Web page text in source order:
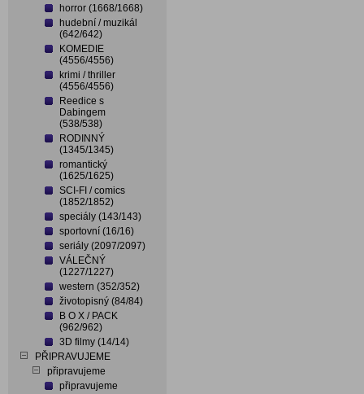
horror (1668/1668)
hudební / muzikál
(642/642)
KOMEDIE
(4556/4556)
krimi / thriller
(4556/4556)
Reedice s
Dabingem
(538/538)
RODINNÝ
(1345/1345)
romantický
(1625/1625)
SCI-FI / comics
(1852/1852)
speciály (143/143)
sportovní (16/16)
seriály (2097/2097)
VÁLEČNÝ
(1227/1227)
western (352/352)
životopisný (84/84)
B O X / PACK
(962/962)
3D filmy (14/14)
PŘIPRAVUJEME
připravujeme
připravujeme